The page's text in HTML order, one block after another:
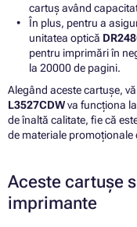
cartuș având
În plus, pentru a
unitatea optică
pentru imprimări în
la 20000 de pagini.
Alegând aceste cartușe,
L3527CDWva funcționa
de înaltă calitate, fie că
de materiale promoționale
Aceste cartușe
imprimante